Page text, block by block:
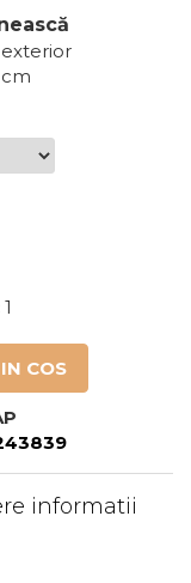
1
COS
informatii